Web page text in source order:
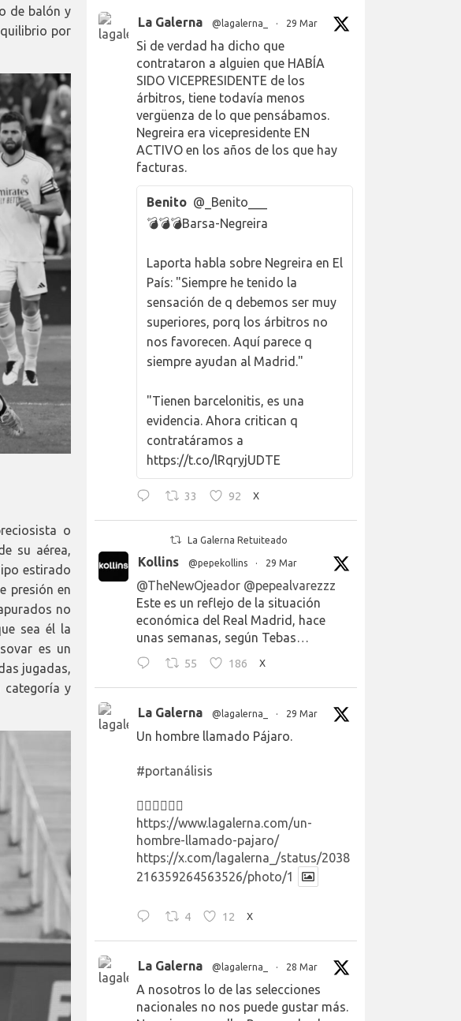
de balón y
por
o
su aérea,
estirado
presión en
no
sea él la
es un
jugadas,
categoría y
La Galerna @lagalerna_ · 29 Mar
Si de verdad ha dicho que
contrataron a alguien que HABÍA
SIDO VICEPRESIDENTE de los
árbitros, tiene todavía menos
vergüenza de lo que pensábamos.
Negreira era vicepresidente EN
ACTIVO en los años de los que hay
facturas.
Benito @_Benito___
💣💣💣Barsa-Negreira
Laporta habla sobre Negreira en El
País: "Siempre he tenido la
sensación de q debemos ser muy
superiores, porq los árbitros no
nos favorecen. Aquí parece q
siempre ayudan al Madrid."
"Tienen barcelonitis, es una
evidencia. Ahora critican q
contratáramos a
https://t.co/lRqryjUDTE
33 92 X
La Galerna Retuiteado
Kollins @pepekollins · 29 Mar
@TheNewOjeador @pepealvarezzz
Este es un reflejo de la situación
económica del Real Madrid, hace
unas semanas, según Tebas…
55 186 X
La Galerna @lagalerna_ · 29 Mar
Un hombre llamado Pájaro.
#portanálisis
👉🏻👉🏻👉🏻
https://www.lagalerna.com/un-
hombre-llamado-pajaro/
https://x.com/lagalerna_/status/2038
216359264563526/photo/1
4 12 X
La Galerna @lagalerna_ · 28 Mar
A nosotros lo de las selecciones
nacionales no nos puede gustar más.